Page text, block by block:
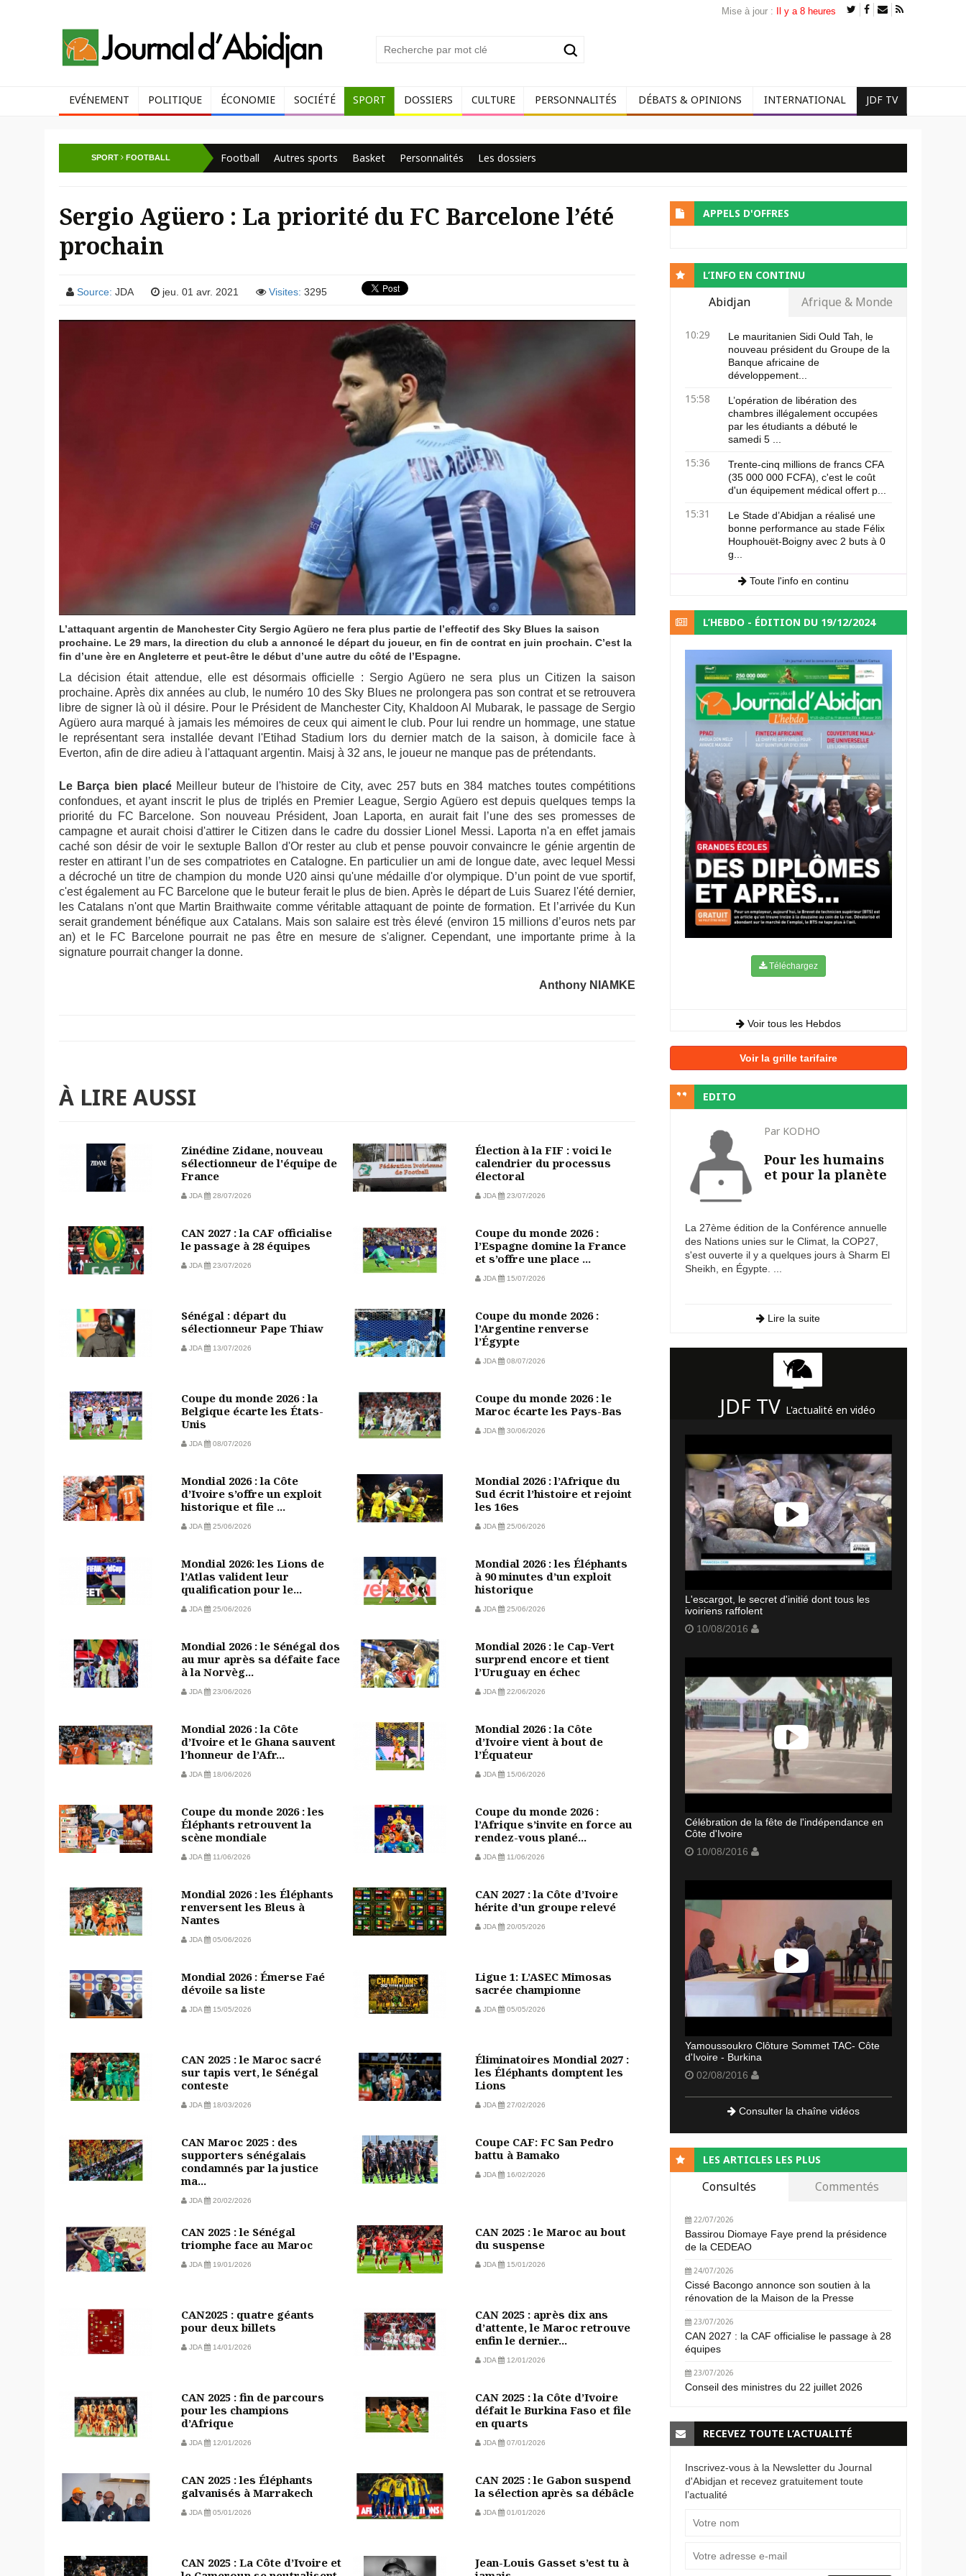
Mise à jour : Il y a 8 heures
EVÉNEMENT POLITIQUE ÉCONOMIE SOCIÉTÉ SPORT DOSSIERS CULTURE PERSONNALITÉS DÉBATS & OPINIONS INTERNATIONAL JDF TV
SPORT FOOTBALL Football Autres sports Basket Personnalités Les dossiers
Sergio Agüero : La priorité du FC Barcelone l’été
prochain
Source: JDA jeu. 01 avr. 2021 Visites: 3295
L’attaquant argentin de Manchester City Sergio Agüero ne fera plus partie de l’effectif des Sky Blues la saison
prochaine. Le 29 mars, la direction du club a annoncé le départ du joueur, en fin de contrat en juin prochain. C’est la
fin d’une ère en Angleterre et peut-être le début d’une autre du côté de l’Espagne.
La décision était attendue, elle est désormais officielle : Sergio Agüero ne sera plus un Citizen la saison
prochaine. Après dix années au club, le numéro 10 des Sky Blues ne prolongera pas son contrat et se retrouvera
libre de signer là où il désire. Pour le Président de Manchester City, Khaldoon Al Mubarak, le passage de Sergio
Agüero aura marqué à jamais les mémoires de ceux qui aiment le club. Pour lui rendre un hommage, une statue
le représentant sera installée devant l'Etihad Stadium lors du dernier match de la saison, à domicile face à
Everton, afin de dire adieu à l'attaquant argentin. Maisj à 32 ans, le joueur ne manque pas de prétendants.
Le Barça bien placé Meilleur buteur de l'histoire de City, avec 257 buts en 384 matches toutes compétitions
confondues, et ayant inscrit le plus de triplés en Premier League, Sergio Agüero est depuis quelques temps la
priorité du FC Barcelone. Son nouveau Président, Joan Laporta, en aurait fait l’une des ses promesses de
campagne et aurait choisi d'attirer le Citizen dans le cadre du dossier Lionel Messi. Laporta n'a en effet jamais
caché son désir de voir le sextuple Ballon d'Or rester au club et pense pouvoir convaincre le génie argentin de
rester en attirant l’un de ses compatriotes en Catalogne. En particulier un ami de longue date, avec lequel Messi
a décroché un titre de champion du monde U20 ainsi qu'une médaille d'or olympique. D’un point de vue sportif,
c'est également au FC Barcelone que le buteur ferait le plus de bien. Après le départ de Luis Suarez l'été dernier,
les Catalans n'ont que Martin Braithwaite comme véritable attaquant de pointe de formation. Et l’arrivée du Kun
serait grandement bénéfique aux Catalans. Mais son salaire est très élevé (environ 15 millions d’euros nets par
an) et le FC Barcelone pourrait ne pas être en mesure de s'aligner. Cependant, une importante prime à la
signature pourrait changer la donne.
Anthony NIAMKE
À LIRE AUSSI
Zinédine Zidane, nouveau
sélectionneur de l'équipe de
France
JDA 28/07/2026
Élection à la FIF : voici le
calendrier du processus
électoral
JDA 23/07/2026
CAN 2027 : la CAF officialise
le passage à 28 équipes
JDA 23/07/2026
Coupe du monde 2026 :
l’Espagne domine la France
et s’offre une place ...
JDA 15/07/2026
Sénégal : départ du
sélectionneur Pape Thiaw
JDA 13/07/2026
Coupe du monde 2026 :
l’Argentine renverse
l’Égypte
JDA 08/07/2026
Coupe du monde 2026 : la
Belgique écarte les États-
Unis
JDA 08/07/2026
Coupe du monde 2026 : le
Maroc écarte les Pays-Bas
JDA 30/06/2026
Mondial 2026 : la Côte
d’Ivoire s’offre un exploit
historique et file ...
JDA 25/06/2026
Mondial 2026 : l’Afrique du
Sud écrit l’histoire et rejoint
les 16es
JDA 25/06/2026
Mondial 2026: les Lions de
l’Atlas valident leur
qualification pour le...
JDA 25/06/2026
Mondial 2026 : les Éléphants
à 90 minutes d’un exploit
historique
JDA 25/06/2026
Mondial 2026 : le Sénégal dos
au mur après sa défaite face
à la Norvèg...
JDA 23/06/2026
Mondial 2026 : le Cap-Vert
surprend encore et tient
l’Uruguay en échec
JDA 22/06/2026
Mondial 2026 : la Côte
d’Ivoire et le Ghana sauvent
l’honneur de l’Afr...
JDA 18/06/2026
Mondial 2026 : la Côte
d’Ivoire vient à bout de
l’Équateur
JDA 15/06/2026
Coupe du monde 2026 : les
Éléphants retrouvent la
scène mondiale
JDA 11/06/2026
Coupe du monde 2026 :
l’Afrique s’invite en force au
rendez-vous plané...
JDA 11/06/2026
Mondial 2026 : les Éléphants
renversent les Bleus à
Nantes
JDA 05/06/2026
CAN 2027 : la Côte d’Ivoire
hérite d’un groupe relevé
JDA 20/05/2026
Mondial 2026 : Émerse Faé
dévoile sa liste
JDA 15/05/2026
Ligue 1: L’ASEC Mimosas
sacrée championne
JDA 05/05/2026
CAN 2025 : le Maroc sacré
sur tapis vert, le Sénégal
conteste
JDA 18/03/2026
Éliminatoires Mondial 2027 :
les Éléphants domptent les
Lions
JDA 27/02/2026
CAN Maroc 2025 : des
supporters sénégalais
condamnés par la justice
ma...
JDA 20/02/2026
Coupe CAF: FC San Pedro
battu à Bamako
JDA 16/02/2026
CAN 2025 : le Sénégal
triomphe face au Maroc
JDA 19/01/2026
CAN 2025 : le Maroc au bout
du suspense
JDA 15/01/2026
CAN2025 : quatre géants
pour deux billets
JDA 14/01/2026
CAN 2025 : après dix ans
d’attente, le Maroc retrouve
enfin le dernier...
JDA 12/01/2026
CAN 2025 : fin de parcours
pour les champions
d’Afrique
JDA 12/01/2026
CAN 2025 : la Côte d’Ivoire
défait le Burkina Faso et file
en quarts
JDA 07/01/2026
CAN 2025 : les Éléphants
galvanisés à Marrakech
JDA 05/01/2026
CAN 2025 : le Gabon suspend
la sélection après sa débâcle
JDA 01/01/2026
CAN 2025 : La Côte d’Ivoire et
Jean-Louis Gasset s’est tu à
APPELS D'OFFRES
L’INFO EN CONTINU
Abidjan Afrique & Monde
10:29
Le mauritanien Sidi Ould Tah, le
nouveau président du Groupe de la
Banque africaine de
développement...
15:58
L’opération de libération des
chambres illégalement occupées
par les étudiants a débuté le
samedi 5 ...
15:36
Trente-cinq millions de francs CFA
(35 000 000 FCFA), c'est le coût
d'un équipement médical offert p...
15:31
Le Stade d’Abidjan a réalisé une
bonne performance au stade Félix
Houphouët-Boigny avec 2 buts à 0
g...
Toute l'info en continu
L’HEBDO - ÉDITION DU 19/12/2024
Téléchargez
Voir tous les Hebdos
Voir la grille tarifaire
EDITO
Par KODHO
Pour les humains
et pour la planète
La 27ème édition de la Conférence annuelle
des Nations unies sur le Climat, la COP27,
s'est ouverte il y a quelques jours à Sharm El
Sheikh, en Égypte. ...
Lire la suite
JDF TV L'actualité en vidéo
L'escargot, le secret d'initié dont tous les
ivoiriens raffolent
10/08/2016
Célébration de la fête de l'indépendance en
Côte d'Ivoire
10/08/2016
Yamoussoukro Clôture Sommet TAC- Côte
d'Ivoire - Burkina
02/08/2016
Consulter la chaîne vidéos
LES ARTICLES LES PLUS
Consultés Commentés
22/07/2026
Bassirou Diomaye Faye prend la présidence
de la CEDEAO
24/07/2026
Cissé Bacongo annonce son soutien à la
rénovation de la Maison de la Presse
23/07/2026
CAN 2027 : la CAF officialise le passage à 28
équipes
23/07/2026
Conseil des ministres du 22 juillet 2026
RECEVEZ TOUTE L’ACTUALITÉ
Inscrivez-vous à la Newsletter du Journal
d'Abidjan et recevez gratuitement toute
l’actualité